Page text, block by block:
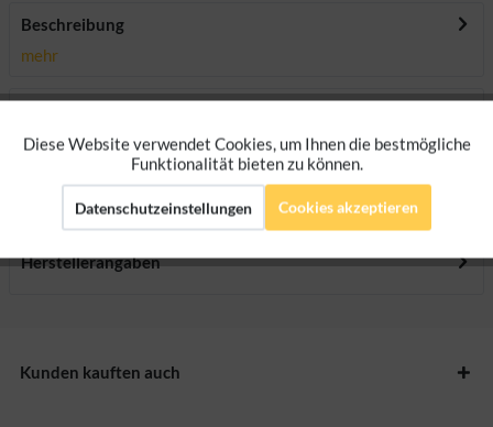
Beschreibung
mehr
0
Bewertungen lesen, schreiben und diskutieren...mehr
Herstellerangaben
Kunden kauften auch
Funktionale Aktiv
Marketing Aktiv
Diese Website verwendet Cookies, um Ihnen die bestmögliche
Funktionalität bieten zu können.
Datenschutzeinstellungen Cookies akzeptieren